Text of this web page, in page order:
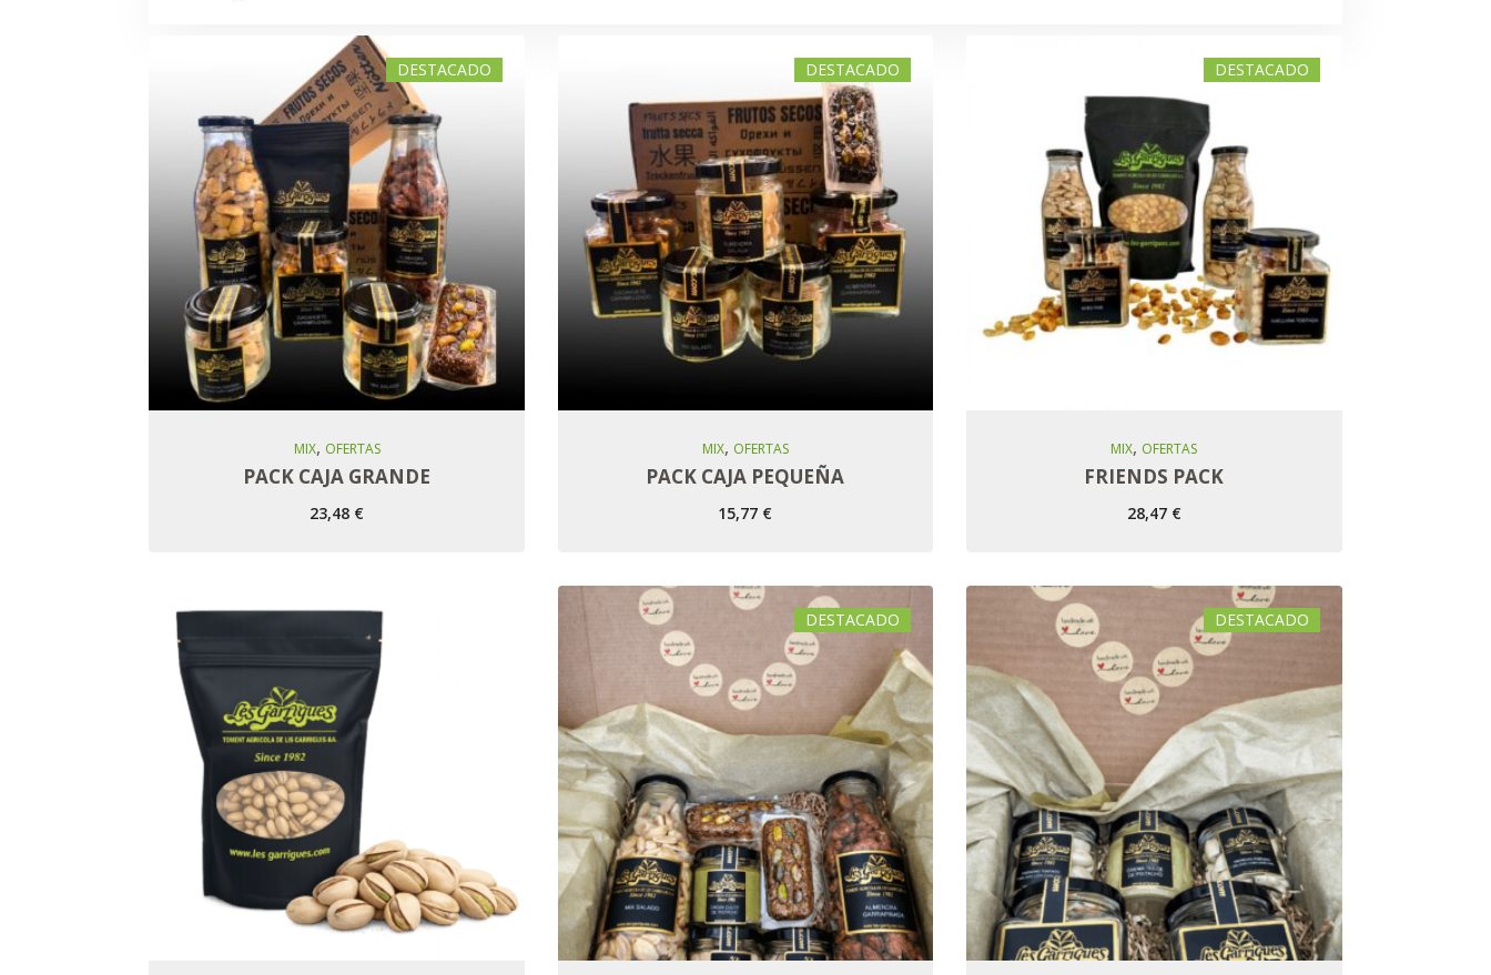
DESTACADO
Añadir Al Carro
MIX, OFERTAS
PACK CAJA GRANDE
23,48 €
DESTACADO
Añadir Al Carro
MIX, OFERTAS
PACK CAJA PEQUEÑA
15,77 €
DESTACADO
Añadir Al Carro
MIX, OFERTAS
FRIENDS PACK
28,47 €
DESTACADO DESTACADO